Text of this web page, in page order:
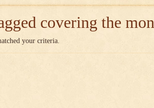
covering the
your criteria.